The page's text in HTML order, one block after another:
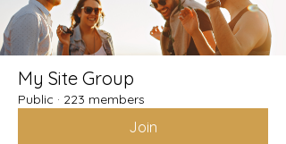
My Site Group
Public · 223 members
Join